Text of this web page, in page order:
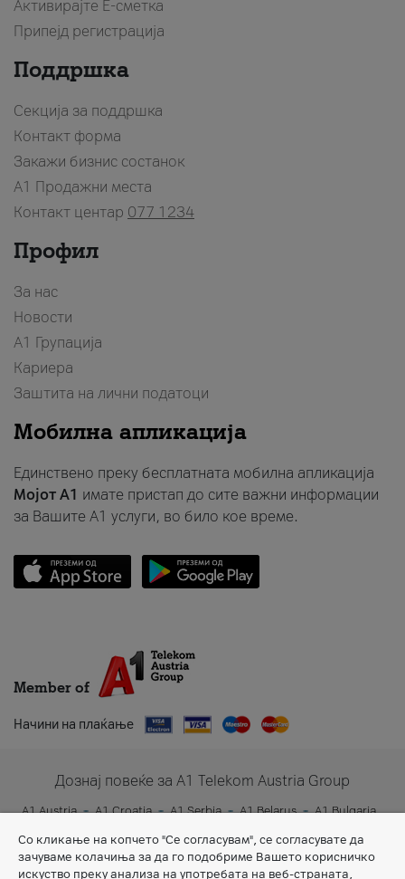
Активирајте Е-сметка
Припејд регистрација
Поддршка
Секција за поддршка
Контакт форма
Закажи бизнис состанок
A1 Продажни места
Контакт центар 077 1234
Профил
За нас
Новости
А1 Групација
Кариера
Заштита на лични податоци
Мобилна апликација
Единствено преку бесплатната мобилна апликација
Мојот A1 имате пристап до сите важни информации
за Вашите A1 услуги, во било кое време.
Member of
Начини на плаќање
Дознај повеќе за A1 Telekom Austria Group
A1 Austria A1 Croatia A1 Serbia A1 Belarus
A1 Bulgaria
Со кликање на копчето "Се согласувам", се согласувате да
зачуваме колачиња за да го подобриме Вашето корисничко
искуство преку анализа на употребата на веб-страната,